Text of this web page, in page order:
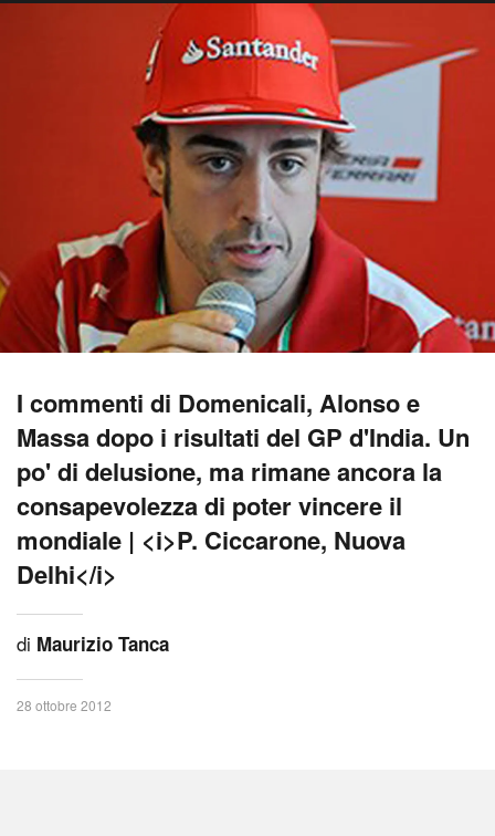
I commenti di Domenicali, Alonso e
Massa dopo i risultati del GP d'India. Un
po' di delusione, ma rimane ancora la
consapevolezza di poter vincere il
mondiale | <i>P. Ciccarone, Nuova
Delhi</i>
di Maurizio Tanca
28 ottobre 2012